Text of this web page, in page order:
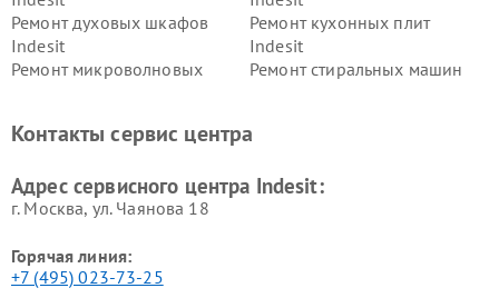
Ремонт духовых шкафов
Indesit
Ремонт кухонных плит
Indesit
Ремонт микроволновых
Ремонт стиральных машин
Indesit
Indesit
Контакты сервис центра
Адрес сервисного центра Indesit:
г. Москва, ул. Чаянова 18
Горячая линия:
+7 (495) 023-73-25